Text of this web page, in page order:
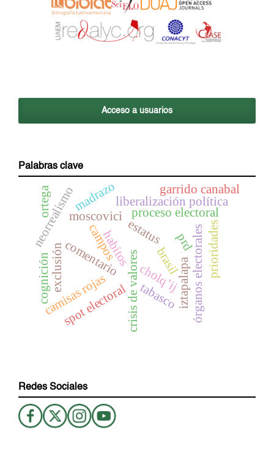
Acceso a usuarios
Palabras clave
cholq’ij
comentariocrisis de valores
exclusión iztapalapa
estatus
proceso electoral
habitos
campos
moscovici
liberalización política
órganos electorales
brasil
neorrealismo
spot electoral
madrazo
camisas rojas
garrido canabal
ortega
tabasco
cognición
prd prioridades
Redes Sociales